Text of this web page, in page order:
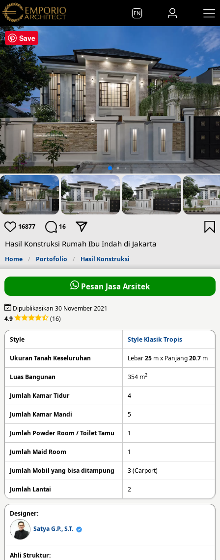
EN
16877 16
Hasil Konstruksi Rumah Ibu Indah di Jakarta
Home Portofolio Hasil Konstruksi
Pesan Jasa Arsitek
Dipublikasikan 30 November 2021
4.9
(16)
Style Style Klasik Tropis
Ukuran Tanah Keseluruhan Lebar25 m x Panjang20.7 m
Luas Bangunan 354 m2
Jumlah Kamar Tidur 4
Jumlah Kamar Mandi 5
Jumlah Powder Room / Toilet Tamu 1
Jumlah Maid Room 1
Jumlah Mobil yang bisa ditampung 3 (Carport)
Jumlah Lantai 2
Designer:
Satya G.P., S.T.
Ahli Struktur:
Save